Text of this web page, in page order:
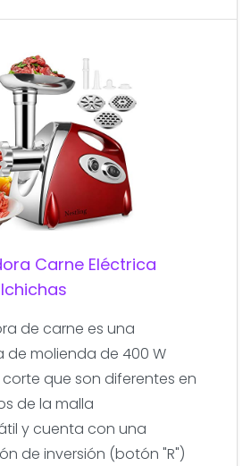
Carne Eléctrica
de carne es una
de molienda de 400 W
que son diferentes en
de la malla
y cuenta con una
de inversión (botón "R")